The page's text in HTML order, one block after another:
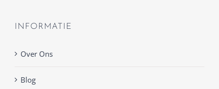
INFORMATIE
Over Ons
Blog